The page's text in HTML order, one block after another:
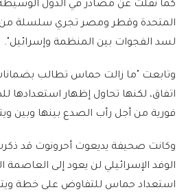
كما نقلت عن مصادر في الدول
المتحدة وقطر ومصر تجري سلسلة
لسد الفجوات بين المنظمة وإسرائيل".
وتابعت "ما زالت حماس تطالب
اتفاق، لكنها تحاول إظهار استعدادها
فورية من أجل رأب الصدع بينها وبين
وكانت صحيفة يديعوت أحرونوت قد
الوفد الإسرائيلي لن يعود إلى العاصمة
استعداد حماس للتفاوض على خطة